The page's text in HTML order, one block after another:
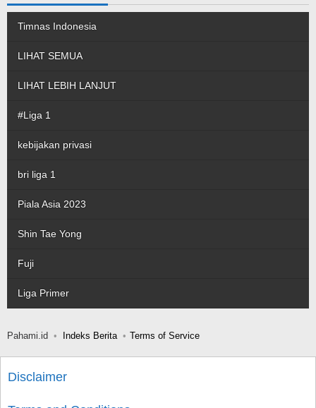
Timnas Indonesia
LIHAT SEMUA
LIHAT LEBIH LANJUT
#Liga 1
kebijakan privasi
bri liga 1
Piala Asia 2023
Shin Tae Yong
Fuji
Liga Primer
Pahami.id Indeks Berita Terms of Service
Disclaimer